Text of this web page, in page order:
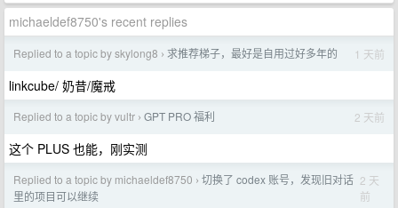
michaeldef8750's recent replies
Replied to a topic by skylong8 › 求推荐梯子，最好是自用过好多年的 1 天前
linkcube/ 奶昔/魔戒
Replied to a topic by vultr › GPT PRO 福利 2 天前
这个 PLUS 也能，刚实测
Replied to a topic by michaeldef8750 › 切换了 codex 账号，发现旧对话
里的项目可以继续
2 天
前